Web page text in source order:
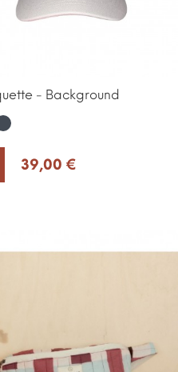
- Background
39,00 €